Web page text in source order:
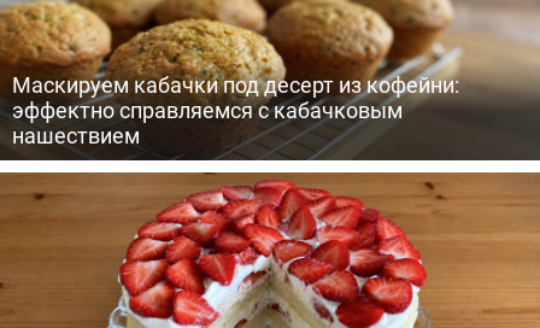
Маскируем кабачки под десерт из кофейни:
эффектно справляемся с кабачковым
нашествием